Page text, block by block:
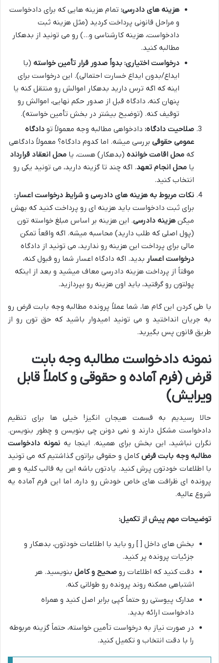
هزینه های دادرسی: تمام هزینه هایی که برای دادخواست
و مراحل قانونی پرداخت کردید (مثل هزینه ثبت
دادخواست، هزینه کارشناسی و…) رو می تونید از بدهکار
مطالبه کنید.
درخواست اختیاری: بدواً صدور قرار تأمین خواسته (با
ایداع/بدون ایداع خسارت احتمالی). این درخواست برای
اینه که اگه ترس دارید بدهکار اموالش رو منتقل کنه یا
پنهان کنه، دادگاه قبل از صدور حکم نهایی، اموالش رو
توقیف کنه. (توضیح بیشتر در بخش تأمین خواسته).
صلاحیت دادگاه: دادخواهی مطالبه وجه معمولاً تو دادگاه
عمومی حقوقی بررسی میشه. اما کدوم دادگاه؟ معمولاً دادگاهی
که محل اقامت خوانده (بدهکار) هست، یا محل انعقاد قرارداد
یا محل انجام تعهد. اگه چند تا گزینه دارید، می تونید یکی رو
انتخاب کنید.
نکات مربوط به هزینه های دادرسی و شرایط درخواست اعسار:
برای ثبت دادخواست باید هزینه ای رو پرداخت کنید که بهش
میگن هزینه دادرسی. این هزینه بر اساس مبلغ خواسته تون
(پول اصلی که طلب دارید) محاسبه میشه. اگه واقعاً تمکن
مالی برای پرداخت این هزینه رو ندارید، می تونید از دادگاه
درخواست اعسار بدید. اگه دادگاه اعسار شما رو قبول کنه،
موقتاً از پرداخت هزینه دادرسی معاف میشید و بعد از اینکه
پولتون رو گرفتید، باید اون هزینه رو بپردازید.
با طی کردن این گام ها، شما عملاً پرونده مطالبه وجه بابت قرض رو
به جریان انداختید و می تونید امیدوار باشید که حق تون رو از
طریق قانون پس بگیرید.
نمونه دادخواست مطالبه وجه بابت
قرض (فرم آماده و حقوقی و کاملاً قابل
ویرایش)
حالا رسیدیم به قسمت هیجان انگیز! خیلی ها برای تنظیم
دادخواست مشکل دارند و نمی دونن چی بنویسن و چطور بنویسن.
نگران نباشید، این بخش برای همینه. اینجا یه نمونه دادخواست
مطالبه وجه بابت قرض کامل و حقوقی براتون گذاشتیم که می تونید
با اطلاعات خودتون پرش کنید. یادتون باشه این یه قالب کلیه و هر
پرونده ای ظرافت های خاص خودش رو داره، اما این فرم آماده یه
شروع عالیه.
توضیحات مهم پیش از تکمیل:
بخش های داخل [ ] رو باید با اطلاعات خودتون، بدهکار و
جزئیات پرونده پر کنید.
دقت کنید که اطلاعات رو صحیح و کامل بنویسید. هر
اشتباهی ممکنه روند پرونده رو طولانی کنه.
مدارک پیوستی رو حتماً کپی برابر اصل کنید و همراه
دادخواست ارائه بدید.
در صورت نیاز به درخواست تأمین خواسته، حتماً گزینه مربوطه
را با دقت انتخاب و تکمیل کنید.